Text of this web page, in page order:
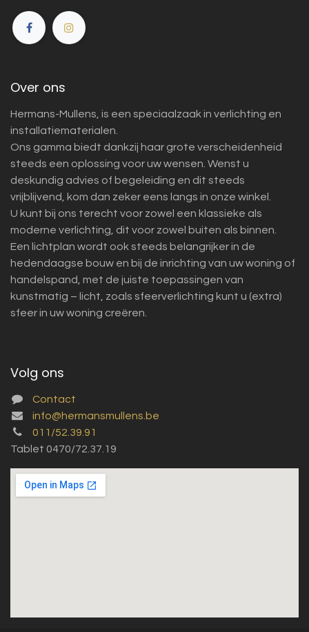
Over ons
Hermans-Mullens, is een speciaalzaak in verlichting en
installatiematerialen.
Ons gamma biedt dankzij haar grote verscheidenheid
steeds een oplossing voor uw wensen. Wenst u
deskundig advies of begeleiding en dit steeds
vrijblijvend, kom dan zeker eens langs in onze winkel.
U kunt bij ons terecht voor zowel een klassieke als
moderne verlichting, dit voor zowel buiten als binnen.
Een lichtplan wordt ook steeds belangrijker in de
hedendaagse bouw en bij de inrichting van uw woning of
handelspand, met de juiste toepassingen van
kunstmatig – licht, zoals sfeerverlichting kunt u (extra)
sfeer in uw woning creëren.
Volg ons
Contact
info@hermansmullens.be
011/52.39.91
Tablet 0470/72.37.19